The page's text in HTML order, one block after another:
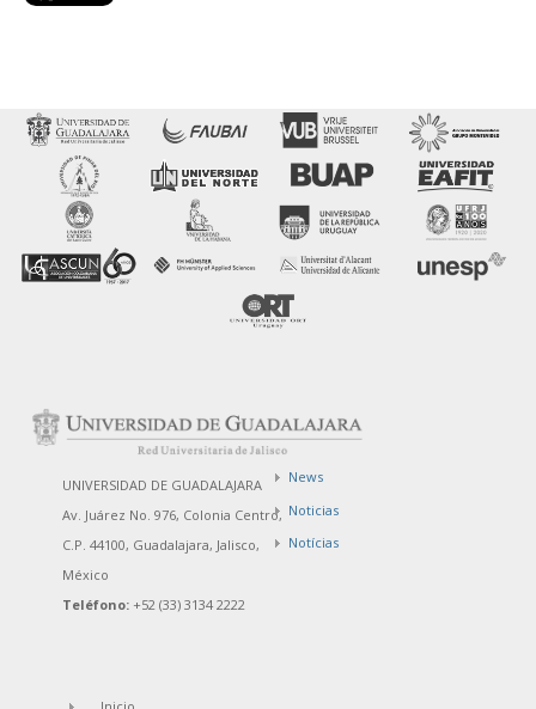
UNIVERSIDAD DE GUADALAJARA
Av. Juárez No. 976, Colonia Centro,
C.P. 44100, Guadalajara, Jalisco,
México
Teléfono: +52 (33) 3134 2222
News
Noticias
Notícias